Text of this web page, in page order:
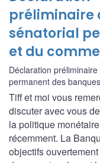
préliminaire
sénatorial
et du
Déclaration préliminaire
permanent des
Tiff et moi vous
discuter avec vous
la politique
récemment. La
objectifs